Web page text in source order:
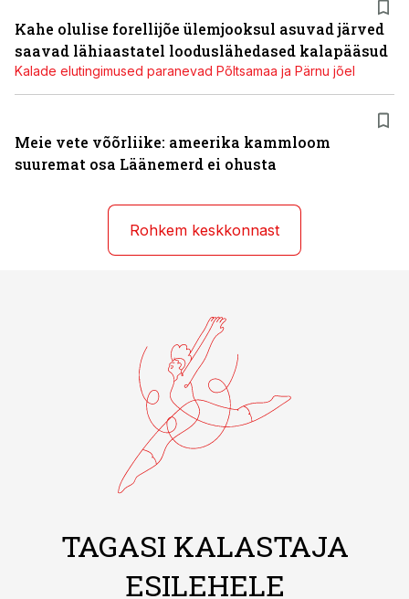
Kahe olulise forellijõe ülemjooksul asuvad järved
saavad lähiaastatel looduslähedased kalapääsud
Kalade elutingimused paranevad Põltsamaa ja Pärnu jõel
Meie vete võõrliike: ameerika kammloom
suuremat osa Läänemerd ei ohusta
Rohkem keskkonnast
TAGASI KALASTAJA
ESILEHELE